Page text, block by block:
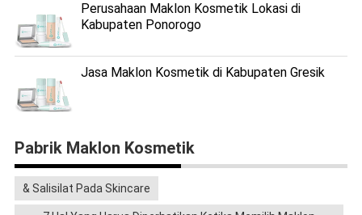
Perusahaan Maklon Kosmetik Lokasi di
Kabupaten Ponorogo
Jasa Maklon Kosmetik di Kabupaten Gresik
Pabrik Maklon Kosmetik
& Salisilat Pada Skincare